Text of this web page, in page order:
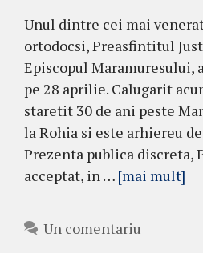
Unul dintre cei mai
ortodocsi, Preasfintitul
Episcopul Maramuresului,
pe 28 aprilie. Calugarit
staretit 30 de ani peste
la Rohia si este arhiereu
Prezenta publica discreta,
acceptat, in … [mai mult]
Un comentariu